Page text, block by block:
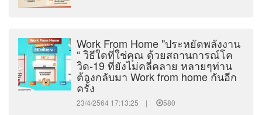
Work From Home "ประหยัดพลังงาน
“ วิธีใดที่ใช่คุณ ด้วยสถานการณ์โค
วิด-19 ที่ยังไม่คลี่คลาย หลายๆท่าน
ต้องกลับมา Work from home กันอีก
ครั้ง
23/4/2564 17:13:25 | 580